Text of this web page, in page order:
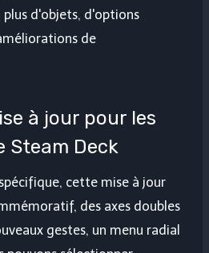
d'objets, d'options
de
à jour pour les
Steam Deck
cette mise à jour
des axes doubles
gestes, un menu radial